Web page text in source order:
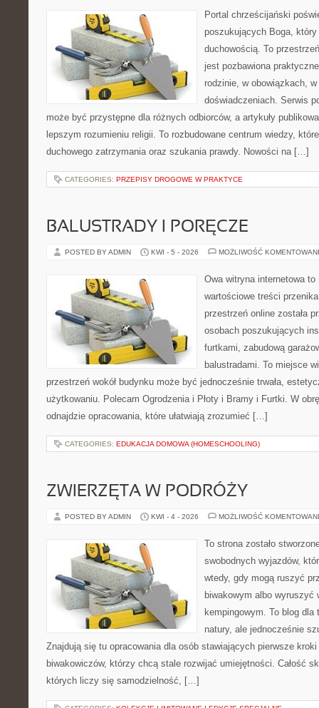
Portal chrześcijański
poszukujących Boga, który
duchowością. To
jest pozbawiona
rodzinie, w obowiązkach,
doświadczeniach. Serwis
może być przystępne dla różnych odbiorców, a artykuły
lepszym rozumieniu religii. To rozbudowane centrum wiedzy,
duchowego zatrzymania oraz szukania prawdy. Nowości na […]
CATEGORIES: PRZEPISY DROGOWE W PRAKTYCE
BALUSTRADY I PORĘCZE
POSTED BY ADMIN KWI - 5 - 2026 MOŻLIWOŚĆ
Owa witryna internetowa
wartościowe treści
przestrzeń online została
osobach poszukujących
furtkami, zabudową
balustradami. To miejsce
przestrzeń wokół budynku może być jednocześnie trwała,
użytkowaniu. Polecam Ogrodzenia i Płoty i Bramy i Furtki. W
odnajdzie opracowania, które ułatwiają zrozumieć […]
CATEGORIES: EDUKACJA DOMOWA (HOMESCHOOLING)
ZWIERZĘTA W PODRÓŻY
POSTED BY ADMIN KWI - 4 - 2026 MOŻLIWOŚĆ
To strona zostało
swobodnych wyjazdów,
wtedy, gdy mogą ruszyć
biwakowym albo wyruszyć
kempingowym. To blog
natury, ale jednocześnie
Znajdują się tu opracowania dla osób stawiających pierwsze
biwakowiczów, którzy chcą stale rozwijać umiejętności. Całość
których liczy się samodzielność, […]